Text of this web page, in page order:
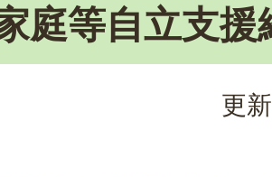
庭等自立支援
更